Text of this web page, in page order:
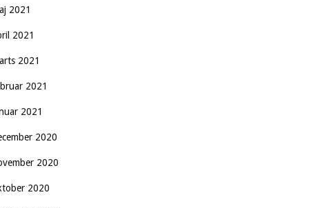
2021
2021
2021
2021
2021
2020
2020
2020